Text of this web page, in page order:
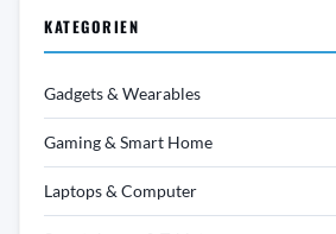
KATEGORIEN
Gadgets & Wearables
Gaming & Smart Home
Laptops & Computer